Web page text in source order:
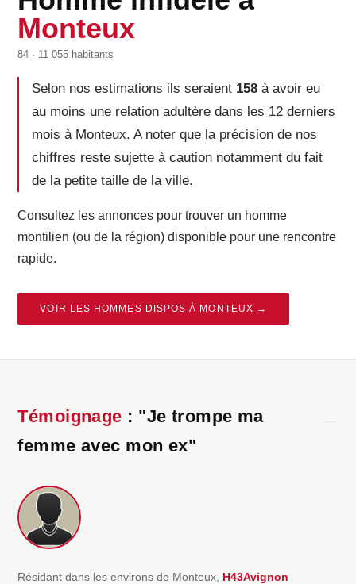
Monteux
84 · 11 055 habitants
Selon nos estimations ils seraient 158 à avoir eu
au moins une relation adultère dans les 12 derniers
mois à Monteux. A noter que la précision de nos
chiffres reste sujette à caution notamment du fait
de la petite taille de la ville.
Consultez les annonces pour trouver un homme
montilien (ou de la région) disponible pour une rencontre
rapide.
VOIR LES HOMMES DISPOS À MONTEUX →
Témoignage : "Je trompe ma
femme avec mon ex"
Résidant dans les environs de Monteux, H43Avignon